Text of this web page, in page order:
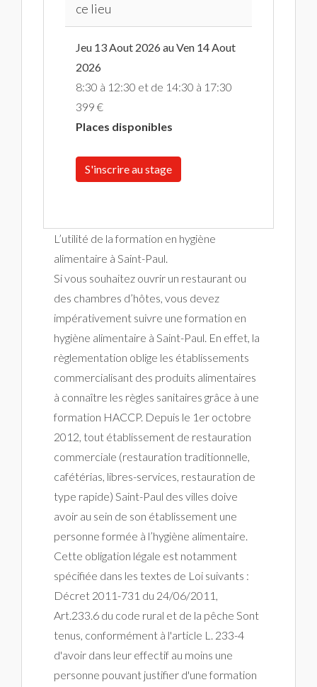
ce lieu
Jeu 13 Aout 2026 au Ven 14 Aout
2026
8:30 à 12:30 et de 14:30 à 17:30
399 €
Places disponibles
S'inscrire au stage
L’utilité de la formation en hygiène
alimentaire à Saint-Paul.
Si vous souhaitez ouvrir un restaurant ou
des chambres d’hôtes, vous devez
impérativement suivre une formation en
hygiène alimentaire à Saint-Paul. En effet, la
règlementation oblige les établissements
commercialisant des produits alimentaires
à connaître les règles sanitaires grâce à une
formation HACCP. Depuis le 1er octobre
2012, tout établissement de restauration
commerciale (restauration traditionnelle,
cafétérias, libres-services, restauration de
type rapide) Saint-Paul des villes doive
avoir au sein de son établissement une
personne formée à l’hygiène alimentaire.
Cette obligation légale est notamment
spécifiée dans les textes de Loi suivants :
Décret 2011-731 du 24/06/2011,
Art.233.6 du code rural et de la pêche Sont
tenus, conformément à l'article L. 233-4
d'avoir dans leur effectif au moins une
personne pouvant justifier d'une formation